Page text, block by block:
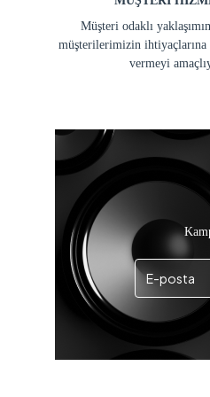
Müşteri odaklı
müşterilerimizin
vermeyi